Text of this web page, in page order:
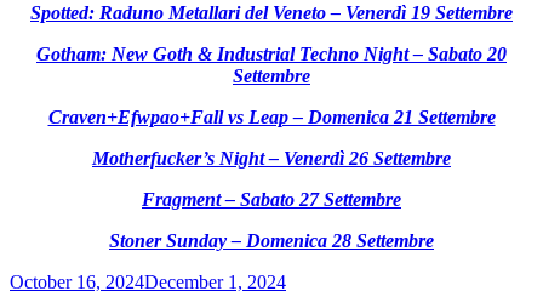
Spotted: Raduno Metallari del Veneto – Venerdì 19 Settembre
Gotham: New Goth & Industrial Techno Night – Sabato 20
Settembre
Craven+Efwpao+Fall vs Leap – Domenica 21 Settembre
Motherfucker’s Night – Venerdì 26 Settembre
Fragment – Sabato 27 Settembre
Stoner Sunday – Domenica 28 Settembre
Posted
October 16, 2024December 1, 2024